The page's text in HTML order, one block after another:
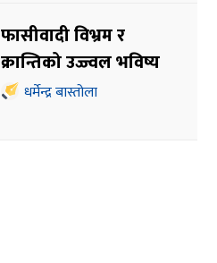
फासीवादी विभ्रम र
क्रान्तिको उज्ज्वल भविष्य
धर्मेन्द्र बास्तोला